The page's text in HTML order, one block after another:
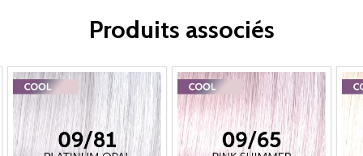
Produits associés